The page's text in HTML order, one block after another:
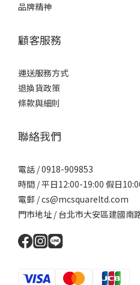
品牌精神
顧客服務
運送服務方式
退換貨政策
條款與細則
聯絡我們
電話 / 0918-909853
時間 / 平日12:00-19:00 假日
電郵 / cs@mcsquareltd.com
門市地址 / 台北市大安區建國南